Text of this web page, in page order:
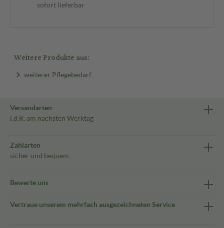
sofort lieferbar
Weitere Produkte aus:
weiterer Pflegebedarf
Versandarten
i.d.R. am nächsten Werktag
Zahlarten
sicher und bequem
Bewerte uns
Vertraue unserem mehrfach ausgezeichneten Service